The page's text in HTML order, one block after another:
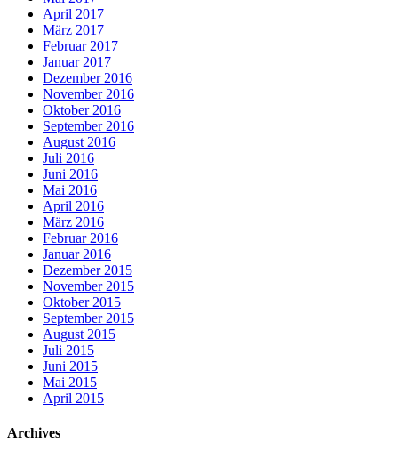
April 2017
März 2017
Februar 2017
Januar 2017
Dezember 2016
November 2016
Oktober 2016
September 2016
August 2016
Juli 2016
Juni 2016
Mai 2016
April 2016
März 2016
Februar 2016
Januar 2016
Dezember 2015
November 2015
Oktober 2015
September 2015
August 2015
Juli 2015
Juni 2015
Mai 2015
April 2015
Archives